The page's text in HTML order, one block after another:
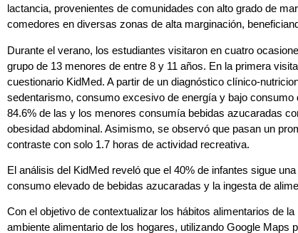
lactancia, provenientes de comunidades con alto grado de
comedores en diversas zonas de alta marginación,
Durante el verano, los estudiantes visitaron en cuatro
grupo de 13 menores de entre 8 y 11 años. En la primera
cuestionario KidMed. A partir de un diagnóstico clínico-
sedentarismo, consumo excesivo de energía y bajo
84.6% de las y los menores consumía bebidas azucaradas
obesidad abdominal. Asimismo, se observó que pasan un
contraste con solo 1.7 horas de actividad recreativa.
El análisis del KidMed reveló que el 40% de infantes sigue
consumo elevado de bebidas azucaradas y la ingesta de
Con el objetivo de contextualizar los hábitos alimentarios de
ambiente alimentario de los hogares, utilizando Google Maps